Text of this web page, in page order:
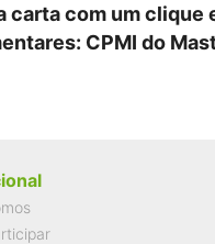
carta com um clique
CPMI do